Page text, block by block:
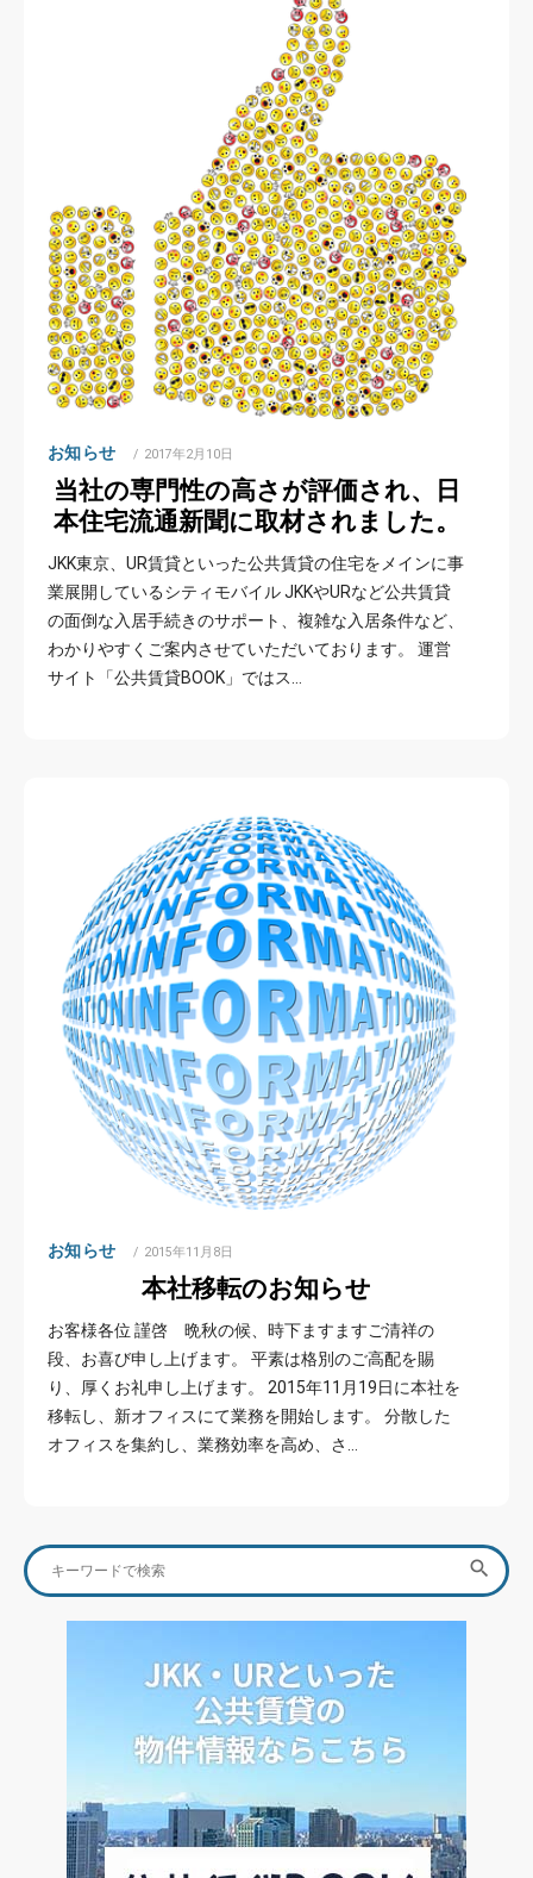
お知らせ
POSTED
2017年2月10日
当社の専門性の高さが評価され、日
本住宅流通新聞に取材されました。
JKK東京、UR賃貸といった公共賃貸の住宅をメインに事
業展開しているシティモバイル JKKやURなど公共賃貸
の面倒な入居手続きのサポート、複雑な入居条件など、
わかりやすくご案内させていただいております。 運営
サイト「公共賃貸BOOK」ではス…
お知らせ
POSTED
2015年11月8日
本社移転のお知らせ
お客様各位 謹啓 晩秋の候、時下ますますご清祥の
段、お喜び申し上げます。 平素は格別のご高配を賜
り、厚くお礼申し上げます。 2015年11月19日に本社を
移転し、新オフィスにて業務を開始します。 分散した
オフィスを集約し、業務効率を高め、さ…
Search
for:
